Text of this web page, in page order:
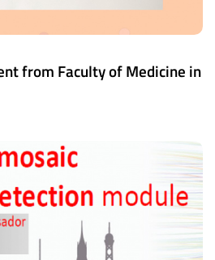
from Faculty of Medicine in